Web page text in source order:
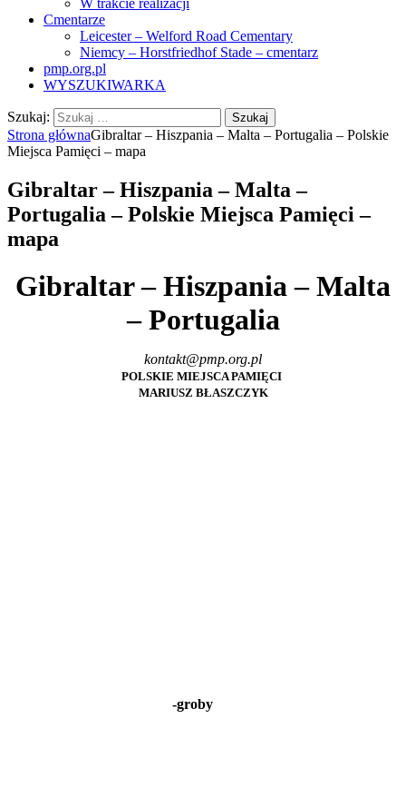
W trakcie realizacji
Cmentarze
Leicester – Welford Road Cementary
Niemcy – Horstfriedhof Stade – cmentarz
pmp.org.pl
WYSZUKIWARKA
Szukaj:
Strona głównaGibraltar – Hiszpania – Malta – Portugalia – Polskie
Miejsca Pamięci – mapa
Gibraltar – Hiszpania – Malta –
Portugalia – Polskie Miejsca Pamięci –
mapa
Gibraltar – Hiszpania – Malta
– Portugalia
kontakt@pmp.org.pl
POLSKIE MIEJSCA PAMIĘCI
MARIUSZ BŁASZCZYK
-groby